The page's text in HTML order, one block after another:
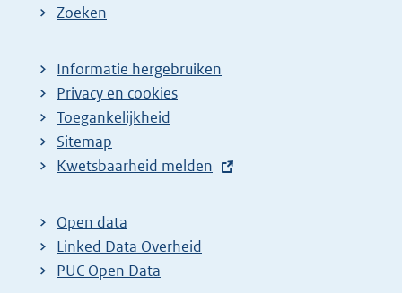
Zoeken
Informatie hergebruiken
Privacy en cookies
Toegankelijkheid
Sitemap
E
t
e
r
Kwetsbaarheid melden
Open data
Linked Data Overheid
PUC Open Data